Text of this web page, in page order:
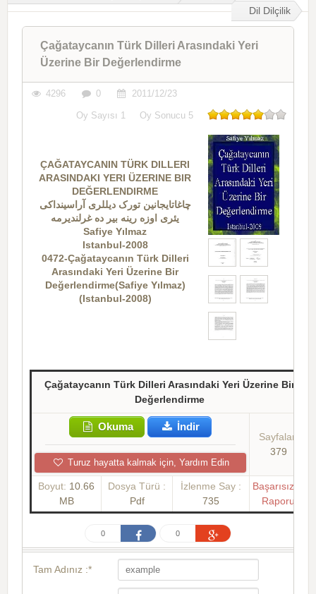
Dil Dilçilik
Çağataycanın Türk Dilleri Arasındaki Yeri
Üzerine Bir Değerlendirme
4296 0 2011/12/23
Oy Sayısı 1 Oy Sonucu 5
ÇAĞATAYCANIN TÜRK DILLERI
ARASINDAKI YERI ÜZERINE BIR
DEĞERLENDIRME
چاغاتایجانین تورک دیللری آراسینداکی
یئری اوزه رینه بیر ده غرلندیرمه
Safiye Yılmaz
Istanbul-2008
0472-Çağataycanın Türk Dilleri
Arasındaki Yeri Üzerine Bir
Değerlendirme(Safiye Yılmaz)
(Istanbul-2008)
Çağataycanın Türk Dilleri Arasındaki Yeri Üzerine Bir
Değerlendirme
Okuma İndir
Turuz hayatta kalmak için, Yardım Edin
Sayfalar:
379
Boyut: 10.66
MB
Dosya Türü :
Pdf
İzlenme Say :
735
Başarısızlık
Raporu
0 0
Tam Adınız :*